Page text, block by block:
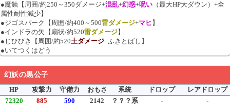
●魔蝕【周囲/約250～350ダメージ+混乱+幻惑+呪い （最大HP大ダウン）+全
属性耐性減少】
●ジゴスパーク【周囲/約400～500雷ダメージ+マヒ 】
●インドラの矢【扇状/約520雷ダメージ】
●じひびき【周囲/約520土ダメージ+ふきとばし】
●いてつくはどう
幻妖の黒公子
HP
攻撃力 守備力 おもさ 系統 ドロップ
レアドロップ
72320
885 590 2142 ？？？系 -
-